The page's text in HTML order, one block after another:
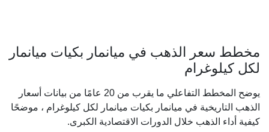
مخطط سعر الذهب في ميانمار بكيات ميانمار
لكل كيلوغرام
يوضح المخطط التفاعلي ما يقرب من 20 عامًا من بيانات أسعار
الذهب التاريخية في ميانمار بكيات ميانمار لكل كيلوغرام ، موضحًا
كيفية أداء الذهب خلال الدورات الاقتصادية الكبرى.